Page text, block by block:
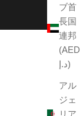
ブ首
長国
連邦
(AED
د.إ)
アル
ジェ
リア